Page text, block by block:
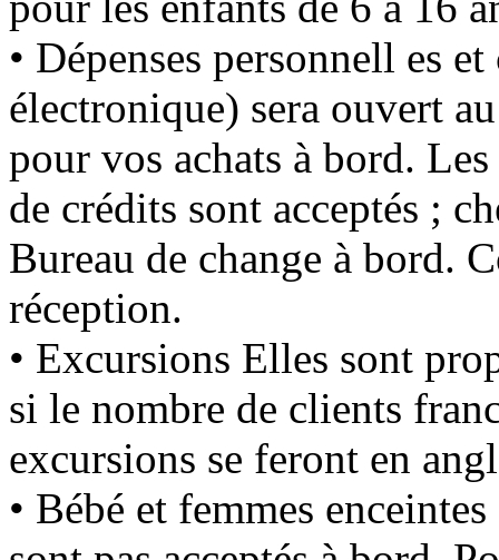
• Dépenses personnell es
électronique) sera ouvert
pour vos achats à bord.
de crédits sont acceptés ;
Bureau de change à bord.
réception.
• Excursions Elles sont
si le nombre de clients
excursions se feront en
• Bébé et femmes